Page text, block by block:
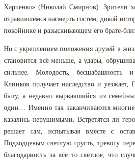
Харченко» (Николай Смирнов). Зрители
отравившемся насмерть гостем, дикой
покойнике и разыскивающем его брате-
Но с укреплением положения друзей в
становится всё меньше, а удары,
сильнее. Молодость, бесшабашность и
Клинков получает наследство и уезжает,
быту, а недавно вырвавшийся из
один… Именно так заканчиваются
казались нерушимыми. Встретятся ли
решает сам, испытывая вместе с
Подходцевым светлую грусть, тревогу
благодарность за всё то светлое, что